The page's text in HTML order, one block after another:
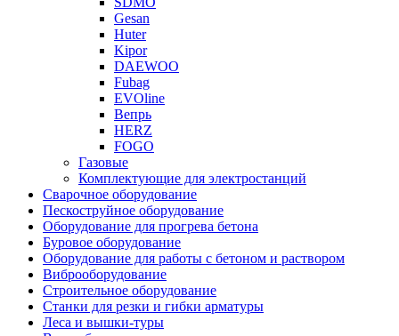
Gesan
Huter
Kipor
DAEWOO
Fubag
EVOline
Вепрь
HERZ
FOGO
Газовые
Комплектующие для электростанций
Сварочное оборудование
Пескоструйное оборудование
Оборудование для прогрева бетона
Буровое оборудование
Оборудование для работы с бетоном и раствором
Виброоборудование
Строительное оборудование
Станки для резки и гибки арматуры
Леса и вышки-туры